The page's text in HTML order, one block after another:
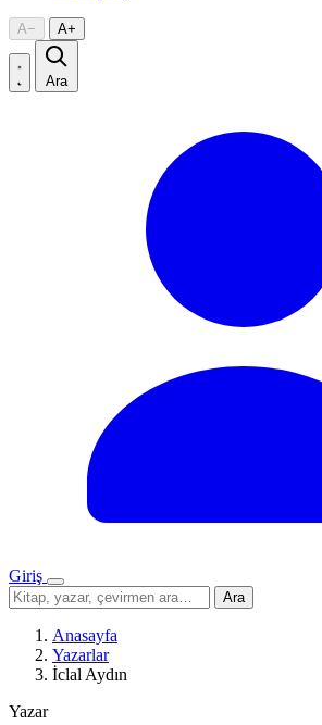
A− A+
Ara
Giriş
Menü
Sitede
ara
Ara
Anasayfa
Yazarlar
İclal Aydın
Yazar